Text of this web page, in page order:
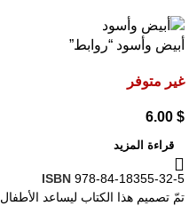
أبيض وأسود “روابط”
غير متوفر
6.00 $
قراءة المزيد
ISBN 978-84-18355-32-5
تمّ تصميم هذا الكتاب ليساعد الأطفال